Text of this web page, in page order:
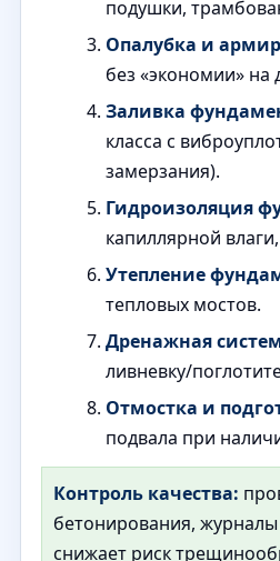
подушки,
Опалубка и
без «экономии» на
Заливка
класса с
замерзания).
Гидроизоляция
капиллярной
Утепление
тепловых мостов.
Дренажная
ливневку/
Отмостка и
подвала при
Контроль качества:
бетонирования,
снижает риск